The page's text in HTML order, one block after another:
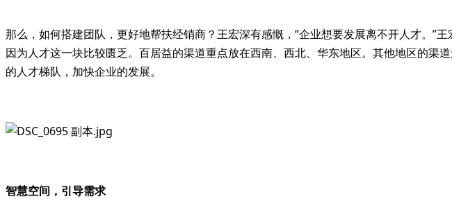
那么，如何搭建团队，更好地帮扶经销商？王宏深有感慨，“企业想要发展离不开人才。”
因为人才这一块比较匮乏。百居益的渠道重点放在西南、西北、华东地区。其他地区的
的人才梯队，加快企业的发展。
智慧空间，引导需求